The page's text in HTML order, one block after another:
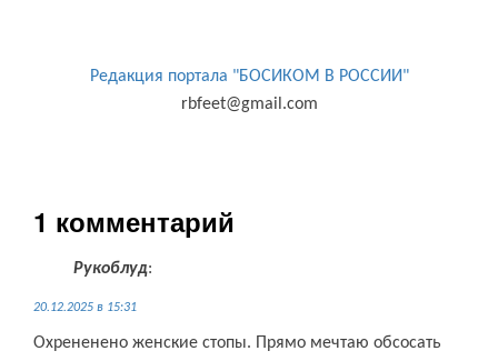
Редакция портала "БОСИКОМ В РОССИИ"
rbfeet@gmail.com
1 комментарий
Рукоблуд:
20.12.2025 в 15:31
Охрененено женские стопы. Прямо мечтаю обсосать